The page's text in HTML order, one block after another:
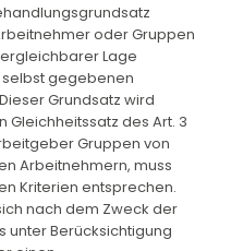
oder Gruppen
Lage
gegebenen
Grundsatz wird
des Art. 3
Gruppen von
Arbeitnehmern, muss
Kriterien entsprechen.
nach dem Zweck der
unter Berücksichtigung